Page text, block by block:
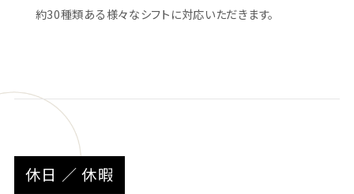
約30種類ある様々なシフトに対応いただきます。
休日 ／ 休暇